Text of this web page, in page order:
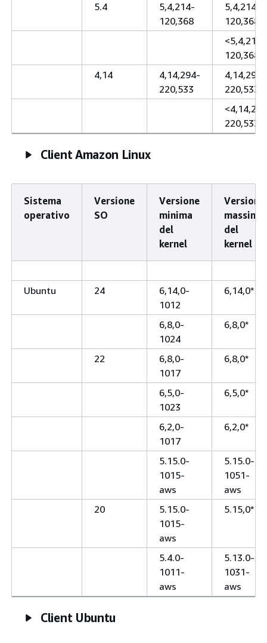
5.4
5,4,214-
120,368
5,4,214-
120,368+
<5,4,214-
120,368
4,14
4,14,294-
220,533
4,14,294-
220,533+
220,533
Client Amazon Linux
Sistema
operativo
Versione
SO
Versione
minima
del
kernel
Versione
massima
del
kernel
Ubuntu 24
6,14,0-
1012
6,14,0*
6,8,0-
1024
6,8,0*
22
6,8,0-
1017
6,8,0*
6,5,0-
1023
6,5,0*
6,2,0-
1017
6,2,0*
5.15.0-
1015-
aws
5.15.0-
1051-
aws
20
5.15.0-
1015-
aws
5.15,0*
5.4.0-
1011-
aws
5.13.0-
1031-
aws
Client Ubuntu